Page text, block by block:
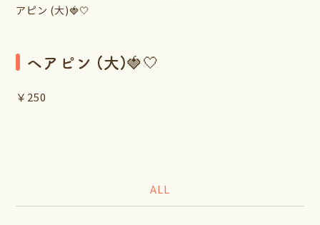
アピン (大)🍓🤍
ヘアピン (大)🍓🤍
￥250
ALL